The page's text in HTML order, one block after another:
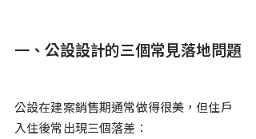
一、公設設計的三個常見落地問題
公設在建案銷售期通常做得很美，但住戶
入住後常出現三個落差：